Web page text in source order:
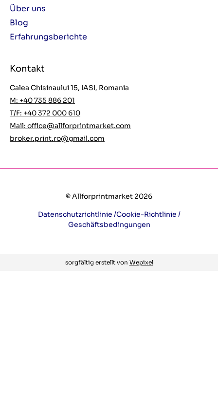
Über uns
Blog
Erfahrungsberichte
Kontakt
Calea Chisinaului 15, IASI, Romania
M: +40 735 886 201
T/F: +40 372 000 610
Mail: office@allforprintmarket.com
broker.print.ro@gmail.com
© Allforprintmarket 2026
Datenschutzrichtlinie /Cookie-Richtlinie /
Geschäftsbedingungen
sorgfältig erstellt von Wepixel